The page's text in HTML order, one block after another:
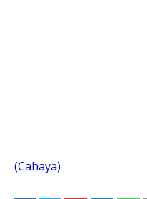
(Cahaya)